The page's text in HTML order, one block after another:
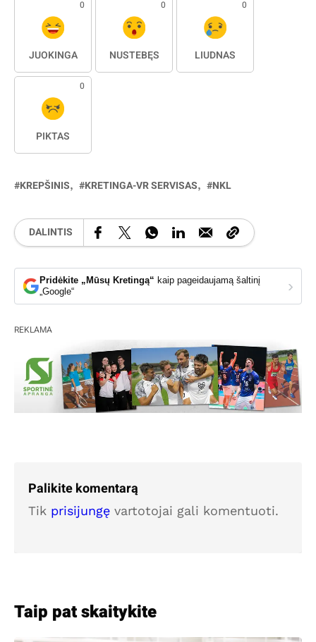
0
JUOKINGA
0
NUSTEBĘS
0
LIŪDNAS
0
PIKTAS
KREPŠINIS KRETINGA-VR SERVISAS NKL
DALINTIS
Pridėkite „Mūsų Kretingą“ kaip pageidaujamą šaltinį
„Google“
›
REKLAMA
Palikite komentarą
Tik prisijungę vartotojai gali komentuoti.
Taip pat skaitykite